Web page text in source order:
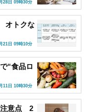
28日 09時30分
オトクな
21日 09時10分
“食品ロ
11日 10時30分
注意点 2